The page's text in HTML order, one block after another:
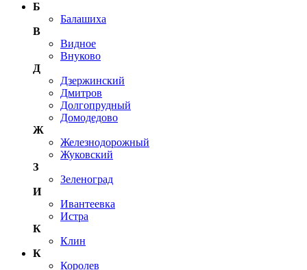
Б
Балашиха
В
Видное
Внуково
Д
Дзержинский
Дмитров
Долгопрудный
Домодедово
Ж
Железнодорожный
Жуковский
З
Зеленоград
И
Ивантеевка
Истра
К
Клин
К
Королев